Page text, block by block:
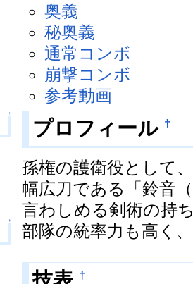
↑
↑
奥義
秘奥義
通常コンボ
崩撃コンボ
参考動画
プロフィール †
孫権の護衛役として
幅広刀である「鈴音
言わしめる剣術の持
部隊の統率力も高く
†